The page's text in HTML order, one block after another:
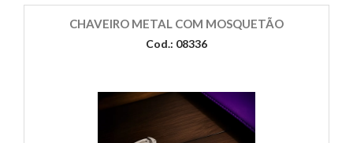
CHAVEIRO METAL COM MOSQUETÃO
Cod.: 08336